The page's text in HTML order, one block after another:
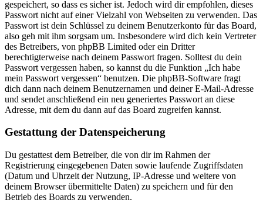
gespeichert, so dass es sicher ist. Jedoch wird dir empfohlen, dieses
Passwort nicht auf einer Vielzahl von Webseiten zu verwenden. Das
Passwort ist dein Schlüssel zu deinem Benutzerkonto für das Board,
also geh mit ihm sorgsam um. Insbesondere wird dich kein Vertreter
des Betreibers, von phpBB Limited oder ein Dritter
berechtigterweise nach deinem Passwort fragen. Solltest du dein
Passwort vergessen haben, so kannst du die Funktion „Ich habe
mein Passwort vergessen“ benutzen. Die phpBB-Software fragt
dich dann nach deinem Benutzernamen und deiner E-Mail-Adresse
und sendet anschließend ein neu generiertes Passwort an diese
Adresse, mit dem du dann auf das Board zugreifen kannst.
Gestattung der Datenspeicherung
Du gestattest dem Betreiber, die von dir im Rahmen der
Registrierung eingegebenen Daten sowie laufende Zugriffsdaten
(Datum und Uhrzeit der Nutzung, IP-Adresse und weitere von
deinem Browser übermittelte Daten) zu speichern und für den
Betrieb des Boards zu verwenden.